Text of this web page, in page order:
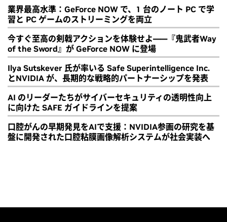
業界最高水準：GeForce NOW で、1 台のノート PC で学
習と PC ゲームのストリーミングを両立
今すぐ至高の剣戟アクションを体験せよ――『鬼武者Way
of the Sword』が GeForce NOW に登場
Ilya Sutskever 氏が率いる Safe Superintelligence Inc.
とNVIDIA が、長期的な戦略的パートナーシップを発表
AI のリーダーたちがサイバーセキュリティの透明性向上
に向けた SAFE ガイドラインを提案
口腔がんの早期発見をAIで支援：NVIDIA参画の研究を基
盤に開発された口腔粘膜画像解析システムが社会実装へ